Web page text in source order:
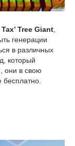
Tax’ Tree Giant
генерации
в различных
который
они в свою